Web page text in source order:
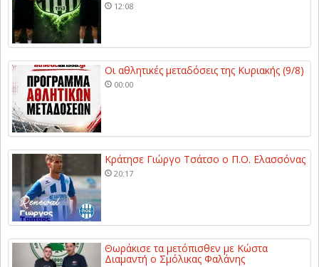
12:08
Οι αθλητικές μεταδόσεις της Κυριακής (9/8)
00:00
Κράτησε Γιώργο Τσάτσο ο Π.Ο. Ελασσόνας
20:17
Θωράκισε τα μετόπισθεν με Κώστα
Διαμαντή ο Σμόλικας Φαλάνης